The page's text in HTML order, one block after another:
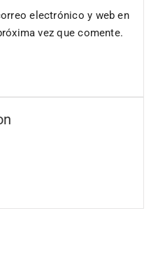
electrónico y web en
vez que comente.